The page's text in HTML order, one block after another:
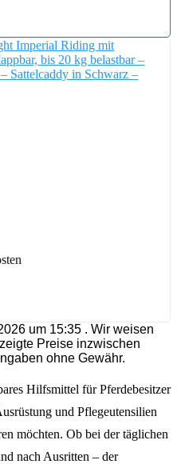
Imperial Riding mit
bis 20 kg belastbar –
Sattelcaddy in Schwarz –
um 15:35 . Wir weisen
Preise inzwischen
ohne Gewähr.
Hilfsmittel für Pferdebesitzer
und Pflegeutensilien
möchten. Ob bei der täglichen
nach Ausritten – der